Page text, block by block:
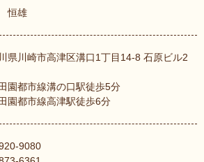
恒雄
県川崎市高津区溝口1丁目14-8 石原ビル2
園都市線溝の口駅徒歩5分
園都市線高津駅徒歩6分
9080